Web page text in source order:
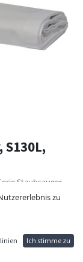
S130L,
Staubsauger
zu
Ich stimme zu